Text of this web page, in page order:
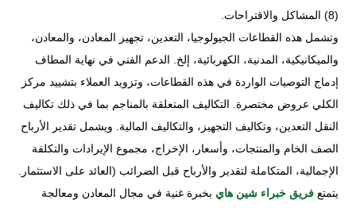
(8) المشاكل والاقتراحات.
وتشمل هذه القطاعات الجيولوجيا، التعدين، تجهيز المعادن، والمعادن،
والميكانيكية، المدنية، الكهربائية، إلخ. الدعم الفني في نهاية المطاف
إدماج التوصيات الواردة في هذه القطاعات، وتزويد العملاء بتشييد مركز
الكلي عروض مختصرة. التكاليف المتعلقة بالمناجم بما في ذلك تكاليف
النقل التعدين، وتكاليف التجهيز، والتكاليف المالية. ويشمل تقدير الأرباح
الصف الخام والمنتجات، وأسعار، الإخراج، مجموع الإيرادات والتكلفة
الإجمالية، المتكاملة لتقدير والأرباح قبل الضرائب (العائد على الاستثمار.
يتمتعفريق خبراء شين هاي بخبرة غنية في مجال المعادن ومعالجة